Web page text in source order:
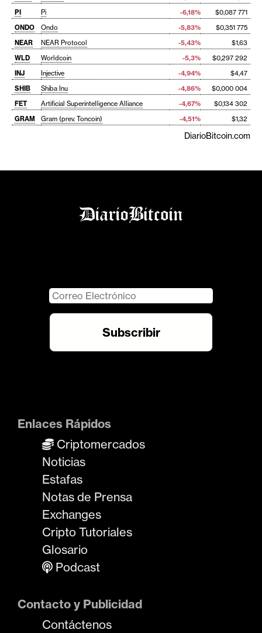
PI
Pi -6,18%
$0,087 771
ONDO
Ondo -5,83%
$0,351 775
NEAR
NEAR Protocol -5,43%
$1,63
WLD
Worldcoin -5,3%
$0,297 292
INJ
Injective -4,94%
$4,47
SHIB
Shiba Inu -4,86%
$0,000 004
FET
Artificial Superintelligence Alliance -4,67%
$0,134 302
GRAM
Gram (prev. Toncoin) -4,51% $1,32
DiarioBitcoin.com
Enlaces Rápidos
Criptomercados
Noticias
Estafas
Notas de Prensa
Exchanges
Cripto Tutoriales
Glosario
Podcast
Contacto y Publicidad
Contáctenos